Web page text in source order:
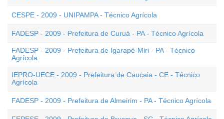
CESPE - 2009 - UNIPAMPA - Técnico Agrícola
FADESP - 2009 - Prefeitura de Curuá - PA - Técnico Agrícola
FADESP - 2009 - Prefeitura de Igarapé-Miri - PA - Técnico
Agrícola
IEPRO-UECE - 2009 - Prefeitura de Caucaia - CE - Técnico
Agrícola
FADESP - 2009 - Prefeitura de Almeirim - PA - Técnico Agrícola